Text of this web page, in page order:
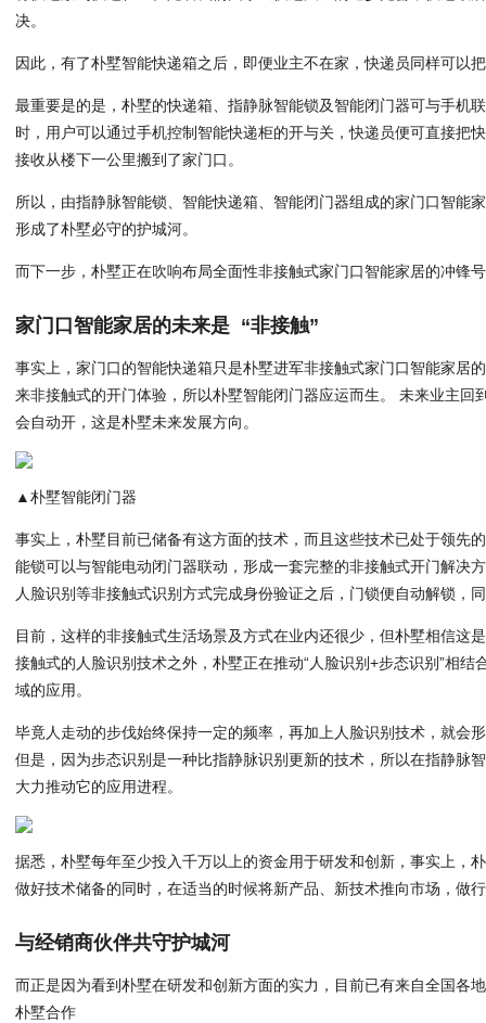
决。
因此，有了朴墅智能快递箱之后，即便业主不在家，快递员同样可以
最重要是的是，朴墅的快递箱、指静脉智能锁及智能闭门器可与手机
时，用户可以通过手机控制智能快递柜的开与关，快递员便可直接把
接收从楼下一公里搬到了家门口。
所以，由指静脉智能锁、智能快递箱、智能闭门器组成的家门口智能
形成了朴墅必守的护城河。
而下一步，朴墅正在吹响布局全面性非接触式家门口智能家居的冲锋
家门口智能家居的未来是 “非接触”
事实上，家门口的智能快递箱只是朴墅进军非接触式家门口智能家居
来非接触式的开门体验，所以朴墅智能闭门器应运而生。 未来业主回
会自动开，这是朴墅未来发展方向。
▲朴墅智能闭门器
事实上，朴墅目前已储备有这方面的技术，而且这些技术已处于领先
能锁可以与智能电动闭门器联动，形成一套完整的非接触式开门解决
人脸识别等非接触式识别方式完成身份验证之后，门锁便自动解锁，
目前，这样的非接触式生活场景及方式在业内还很少，但朴墅相信这
接触式的人脸识别技术之外，朴墅正在推动“人脸识别+步态识别”相结
域的应用。
毕竟人走动的步伐始终保持一定的频率，再加上人脸识别技术，就会
但是，因为步态识别是一种比指静脉识别更新的技术，所以在指静脉
大力推动它的应用进程。
据悉，朴墅每年至少投入千万以上的资金用于研发和创新，事实上，
做好技术储备的同时，在适当的时候将新产品、新技术推向市场，做
与经销商伙伴共守护城河
而正是因为看到朴墅在研发和创新方面的实力，目前已有来自全国各
朴墅合作